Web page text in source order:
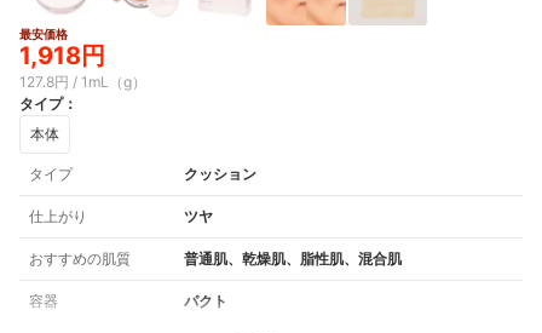
最安価格
1,918円
127.8円 / 1mL（g）
タイプ：
本体
タイプ クッション
仕上がり ツヤ
おすすめの肌質 普通肌、乾燥肌、脂性肌、混合肌
容器 パクト